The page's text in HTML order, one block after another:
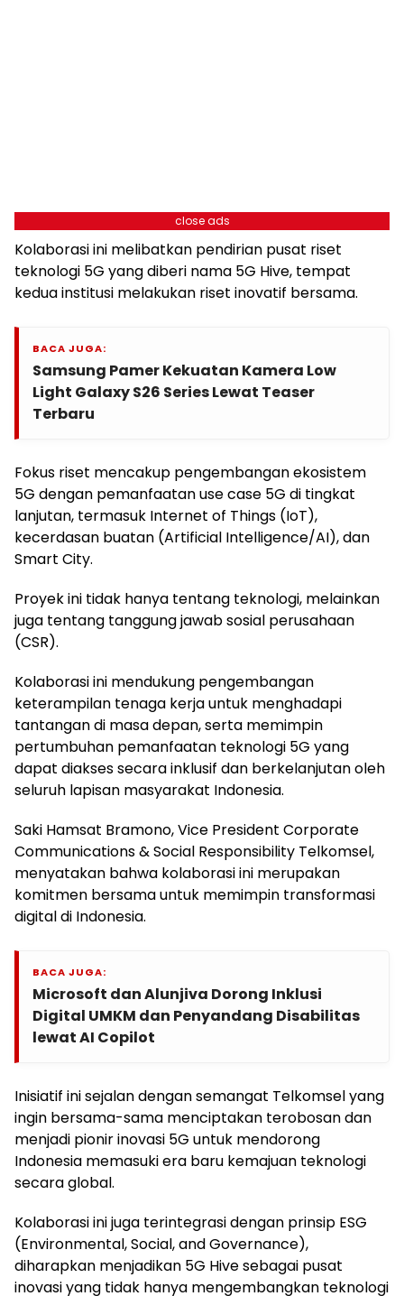
close ads
Kolaborasi ini melibatkan pendirian pusat riset
teknologi 5G yang diberi nama 5G Hive, tempat
kedua institusi melakukan riset inovatif bersama.
BACA JUGA:
Samsung Pamer Kekuatan Kamera Low
Light Galaxy S26 Series Lewat Teaser
Terbaru
Fokus riset mencakup pengembangan ekosistem
5G dengan pemanfaatan use case 5G di tingkat
lanjutan, termasuk Internet of Things (IoT),
kecerdasan buatan (Artificial Intelligence/AI), dan
Smart City.
Proyek ini tidak hanya tentang teknologi, melainkan
juga tentang tanggung jawab sosial perusahaan
(CSR).
Kolaborasi ini mendukung pengembangan
keterampilan tenaga kerja untuk menghadapi
tantangan di masa depan, serta memimpin
pertumbuhan pemanfaatan teknologi 5G yang
dapat diakses secara inklusif dan berkelanjutan oleh
seluruh lapisan masyarakat Indonesia.
Saki Hamsat Bramono, Vice President Corporate
Communications & Social Responsibility Telkomsel,
menyatakan bahwa kolaborasi ini merupakan
komitmen bersama untuk memimpin transformasi
digital di Indonesia.
BACA JUGA:
Microsoft dan Alunjiva Dorong Inklusi
Digital UMKM dan Penyandang Disabilitas
lewat AI Copilot
Inisiatif ini sejalan dengan semangat Telkomsel yang
ingin bersama-sama menciptakan terobosan dan
menjadi pionir inovasi 5G untuk mendorong
Indonesia memasuki era baru kemajuan teknologi
secara global.
Kolaborasi ini juga terintegrasi dengan prinsip ESG
(Environmental, Social, and Governance),
diharapkan menjadikan 5G Hive sebagai pusat
inovasi yang tidak hanya mengembangkan teknologi